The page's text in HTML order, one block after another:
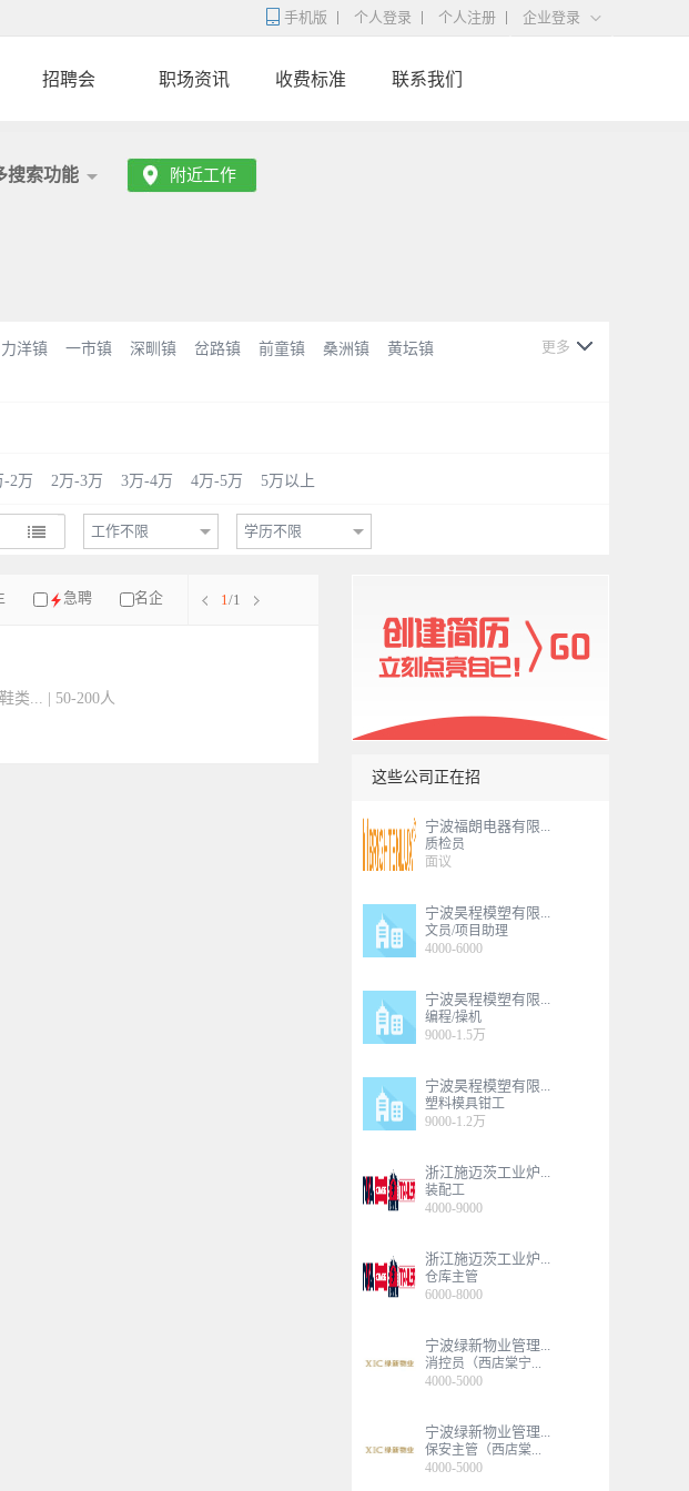
手机版 个人登录 个人注册 企业登录
招聘会 职场资讯 收费标准 联系我们
搜索功能 附近工作
力洋镇 一市镇 深甽镇 岔路镇 前童镇 桑洲镇 黄坛镇 更多
-2万 2万-3万 3万-4万 4万-5万 5万以上
工作不限 学历不限
急聘 名企 1/1
类... | 50-200人
这些公司正在招
宁波福朗电器有限...
质检员
面议
宁波昊程模塑有限...
文员/项目助理
4000-6000
宁波昊程模塑有限...
编程/操机
9000-1.5万
宁波昊程模塑有限...
塑料模具钳工
9000-1.2万
浙江施迈茨工业炉...
装配工
4000-9000
浙江施迈茨工业炉...
仓库主管
6000-8000
宁波绿新物业管理...
消控员（西店棠宁...
4000-5000
宁波绿新物业管理...
保安主管（西店棠...
4000-5000